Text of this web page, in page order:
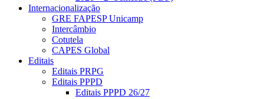
Internacionalização
GRE FAPESP Unicamp
Intercâmbio
Cotutela
CAPES Global
Editais
Editais PRPG
Editais PPPD
Editais PPPD 26/27